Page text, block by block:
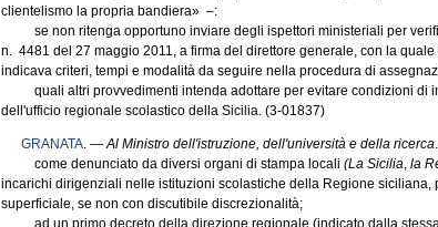
clientelismo la propria bandiera» –:
se non ritenga opportuno inviare degli ispettori ministeriali per
n. 4481 del 27 maggio 2011, a firma del direttore generale, con la
indicava criteri, tempi e modalità da seguire nella procedura di
quali altri provvedimenti intenda adottare per evitare condizioni di
dell'ufficio regionale scolastico della Sicilia. (3-01837)
GRANATA. —Al Ministro dell'istruzione, dell'università e della ricerca
come denunciato da diversi organi di stampa locali (La Sicilia, la
incarichi dirigenziali nelle istituzioni scolastiche della Regione siciliana,
superficiale, se non con discutibile discrezionalità;
ad un primo decreto della direzione regionale (indicato dalla stessa